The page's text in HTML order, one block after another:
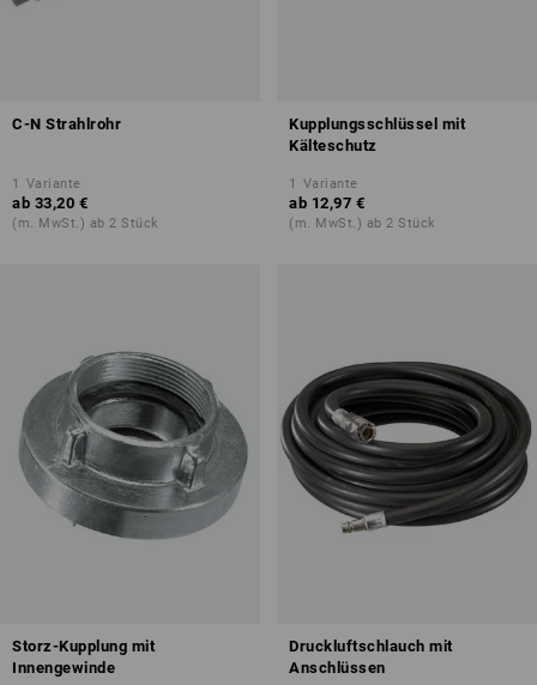
C-N Strahlrohr
1 Variante
ab 33,20 €
(m. MwSt.) ab 2 Stück
Kupplungsschlüssel mit
Kälteschutz
1 Variante
ab 12,97 €
(m. MwSt.) ab 2 Stück
Storz-Kupplung mit
Innengewinde
Druckluftschlauch mit
Anschlüssen